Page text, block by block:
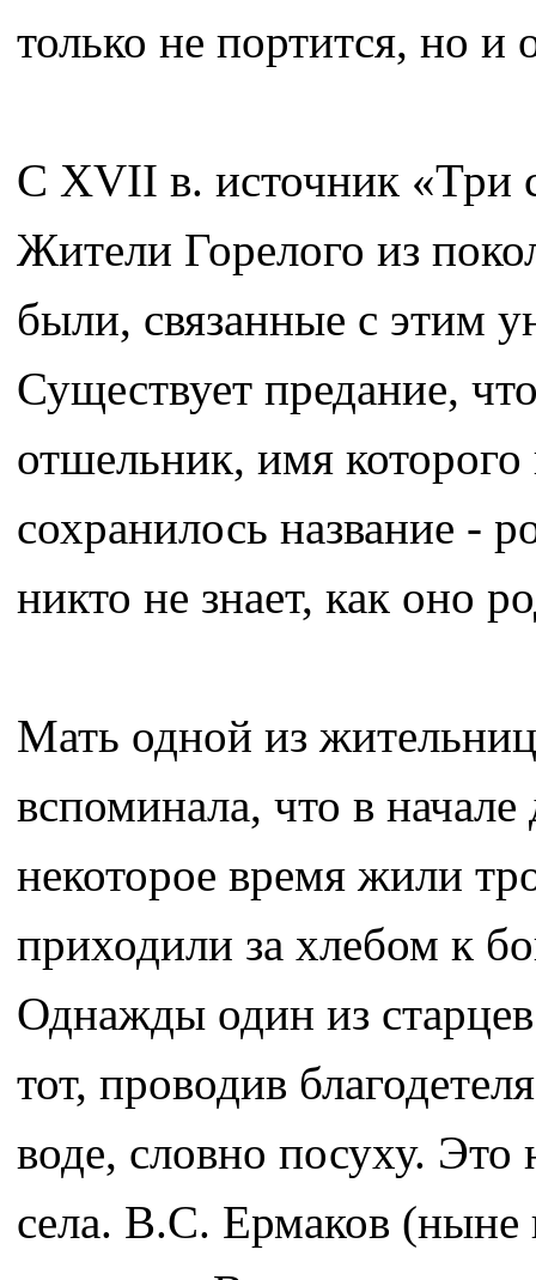
только не портится, но и
С XVII в. источник «Три
Жители Горелого из
были, связанные с этим
Существует предание,
отшельник, имя
сохранилось название -
никто не знает, как оно
Мать одной из
вспоминала, что в начале
некоторое время жили
приходили за хлебом к
Однажды один из
тот, проводив
воде, словно посуху.
села. В.С. Ермаков